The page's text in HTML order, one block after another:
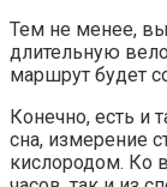
Тем не менее,
длительную
маршрут будет
Конечно, есть и
сна, измерение
кислородом. Ко